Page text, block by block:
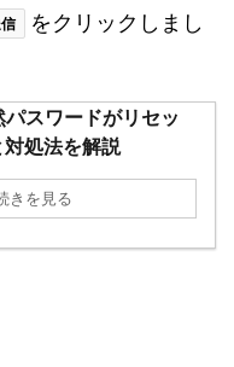
をクリックしまし
スワードがリセッ
対処法を解説
きを見る